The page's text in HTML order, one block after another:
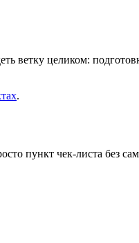
ветку целиком:
.
пункт чек-листа без